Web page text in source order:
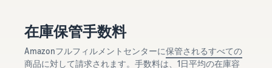
在庫保管手数料
Amazonフルフィルメントセンターに保管されるすべての
商品に対して請求されます。手数料は、1日平均の在庫容